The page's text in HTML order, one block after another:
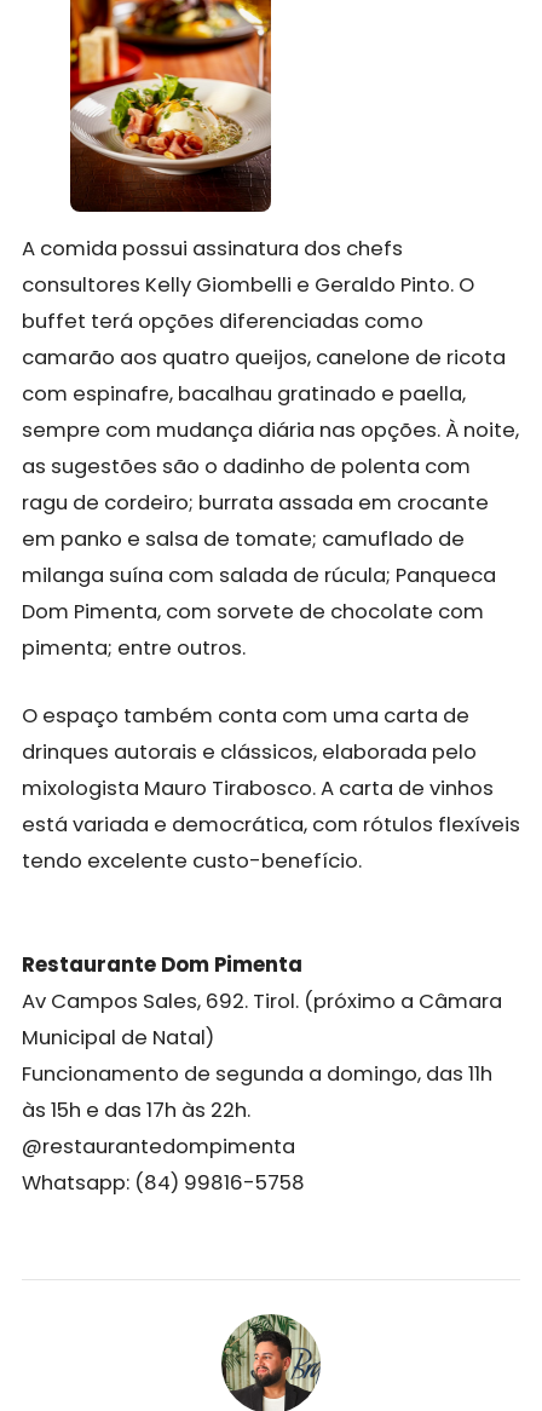
A comida possui assinatura dos chefs
consultores Kelly Giombelli e Geraldo Pinto. O
buffet terá opções diferenciadas como
camarão aos quatro queijos, canelone de ricota
com espinafre, bacalhau gratinado e paella,
sempre com mudança diária nas opções. À noite,
as sugestões são o dadinho de polenta com
ragu de cordeiro; burrata assada em crocante
em panko e salsa de tomate; camuflado de
milanga suína com salada de rúcula; Panqueca
Dom Pimenta, com sorvete de chocolate com
pimenta; entre outros.
O espaço também conta com uma carta de
drinques autorais e clássicos, elaborada pelo
mixologista Mauro Tirabosco. A carta de vinhos
está variada e democrática, com rótulos flexíveis
tendo excelente custo-benefício.
Restaurante Dom Pimenta
Av Campos Sales, 692. Tirol. (próximo a Câmara
Municipal de Natal)
Funcionamento de segunda a domingo, das 11h
às 15h e das 17h às 22h.
@restaurantedompimenta
Whatsapp: (84) 99816-5758